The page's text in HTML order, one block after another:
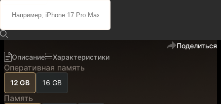
128 800 ₽ 109 490 ₽
Поделиться
Описание
Характеристики
Оперативная память
12 GB 16 GB
Память